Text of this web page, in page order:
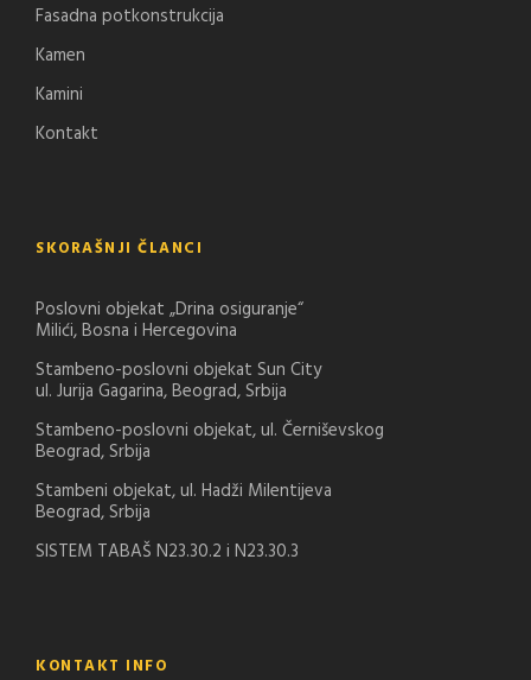
Fasadna potkonstrukcija
Kamen
Kamini
Kontakt
SKORAŠNJI ČLANCI
Poslovni objekat „Drina osiguranje“
Milići, Bosna i Hercegovina
Stambeno-poslovni objekat Sun City
ul. Jurija Gagarina, Beograd, Srbija
Stambeno-poslovni objekat, ul. Černiševskog
Beograd, Srbija
Stambeni objekat, ul. Hadži Milentijeva
Beograd, Srbija
SISTEM TABAŠ N23.30.2 i N23.30.3
KONTAKT INFO